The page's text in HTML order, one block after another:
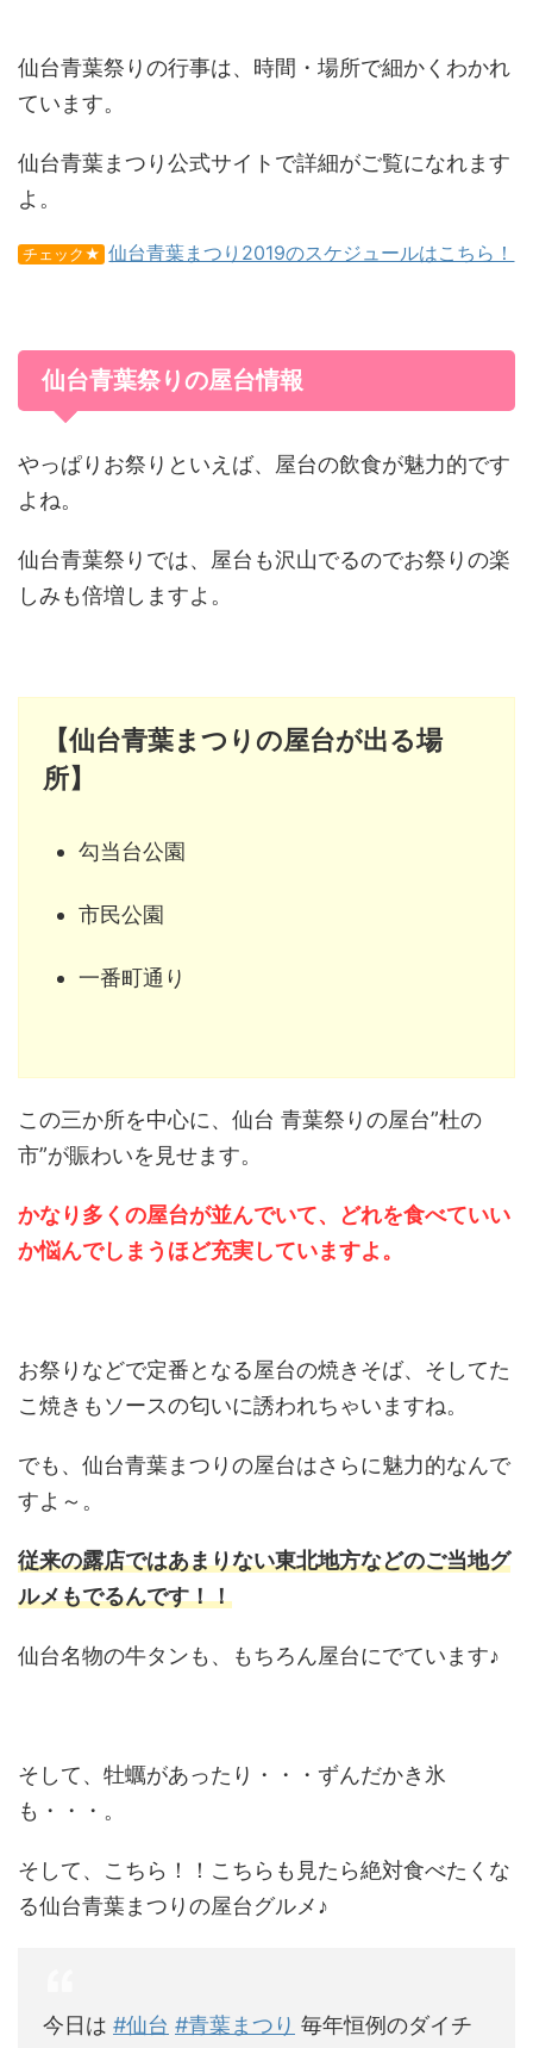
仙台青葉祭りの行事は、時間・場所で細かくわかれ
ています。
仙台青葉まつり公式サイトで詳細がご覧になれます
よ。
チェック★ 仙台青葉まつり2019のスケジュールはこちら！
仙台青葉祭りの屋台情報
やっぱりお祭りといえば、屋台の飲食が魅力的です
よね。
仙台青葉祭りでは、屋台も沢山でるのでお祭りの楽
しみも倍増しますよ。
【仙台青葉まつりの屋台が出る場
所】
勾当台公園
市民公園
一番町通り
この三か所を中心に、仙台 青葉祭りの屋台”杜の
市”が賑わいを見せます。
かなり多くの屋台が並んでいて、どれを食べていい
か悩んでしまうほど充実していますよ。
お祭りなどで定番となる屋台の焼きそば、そしてた
こ焼きもソースの匂いに誘われちゃいますね。
でも、仙台青葉まつりの屋台はさらに魅力的なんで
すよ～。
従来の露店ではあまりない東北地方などのご当地グ
ルメもでるんです！！
仙台名物の牛タンも、もちろん屋台にでています♪
そして、牡蠣があったり・・・ずんだかき氷
も・・・。
そして、こちら！！こちらも見たら絶対食べたくな
る仙台青葉まつりの屋台グルメ♪
今日は #仙台 #青葉まつり 毎年恒例のダイチ